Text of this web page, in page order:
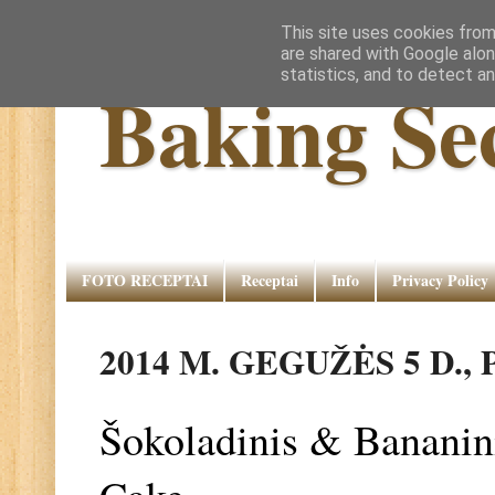
Baking
FOTO RECEPTAI Receptai Info Privacy Policy
2014 M. GEGUŽĖS 5
Šokoladinis &
This site uses cookies
are shared with Google
statistics, and to detect